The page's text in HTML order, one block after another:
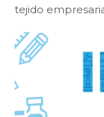
tejido